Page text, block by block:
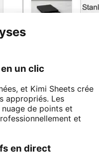
un clic
et Kimi Sheets crée
appropriés. Les
de points et
et
en direct